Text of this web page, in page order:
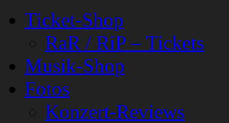
Ticket-Shop
RaR / RiP – Tickets
Musik-Shop
Fotos
Konzert-Reviews